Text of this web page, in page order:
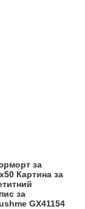
за
Картина за
за
GX41154